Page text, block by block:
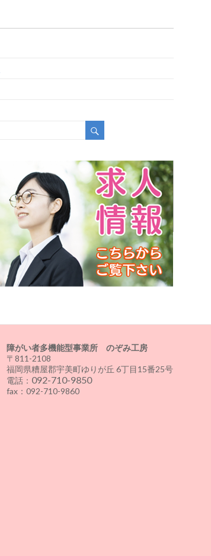
障がい者多機能型事業所 のぞみ工房
〒811-2108
福岡県糟屋郡宇美町ゆりが丘 6丁目15番25号
電話： 092-710-9850
fax：092-710-9860